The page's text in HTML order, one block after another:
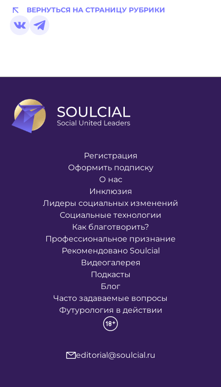
ВЕРНУТЬСЯ НА СТРАНИЦУ РУБРИКИ
Регистрация
Оформить подписку
О нас
Инклюзия
Лидеры социальных изменений
Социальные технологии
Как благотворить?
Профессиональное признание
Рекомендовано Soulcial
Видеогалерея
Подкасты
Блог
Часто задаваемые вопросы
Футурология в действии
editorial@soulcial.ru